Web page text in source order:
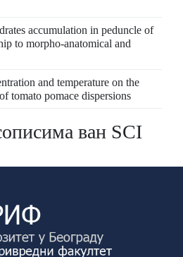
accumulation in peduncle of
to morpho-anatomical and
and temperature on the
tomato pomace dispersions
ван SCI